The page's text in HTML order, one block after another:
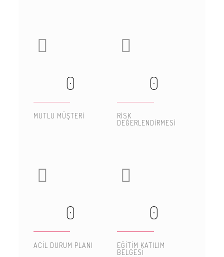
0
MUTLU MÜŞTERI
0
RISK
DEĞERLENDIRMESI
0
ACIL DURUM PLANI
0
EĞITIM KATILIM
BELGESI